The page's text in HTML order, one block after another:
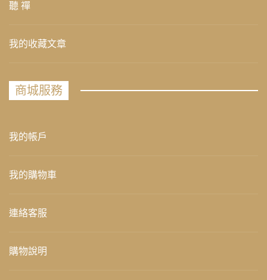
聽 禪
我的收藏文章
商城服務
我的帳戶
我的購物車
連絡客服
購物說明